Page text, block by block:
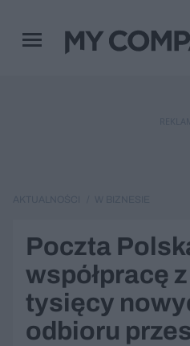
Menu główne
Poczta
współpracę
tysięcy
odbioru